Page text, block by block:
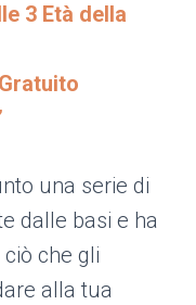
3 Età della
una serie di
dalle basi e ha
che gli
alla tua